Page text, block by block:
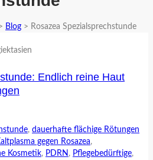
Blog > Rosazea Spezialsprechstunde
Endlich reine Haut
, dauerhafte flächige Rötungen
gegen Rosazea,
Kosmetik, PDRN , Pflegebedürftige,